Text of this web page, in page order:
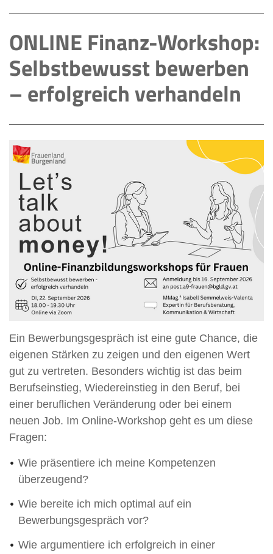
ONLINE Finanz-Workshop:
Selbstbewusst bewerben
– erfolgreich verhandeln
Ein Bewerbungsgespräch ist eine gute Chance, die
eigenen Stärken zu zeigen und den eigenen Wert
gut zu vertreten. Besonders wichtig ist das beim
Berufseinstieg, Wiedereinstieg in den Beruf, bei
einer beruflichen Veränderung oder bei einem
neuen Job. Im Online-Workshop geht es um diese
Fragen:
Wie präsentiere ich meine Kompetenzen
überzeugend?
Wie bereite ich mich optimal auf ein
Bewerbungsgespräch vor?
Wie argumentiere ich erfolgreich in einer